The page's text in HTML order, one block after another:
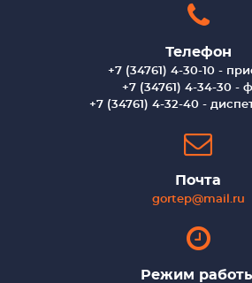
Телефон
+7 (34761) 4-30-10 -
+7 (34761) 4-34-30 -
+7 (34761) 4-32-40 -
Почта
gortep@mail.ru
Режим